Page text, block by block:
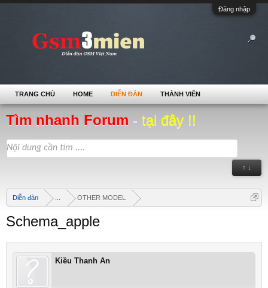
Đăng nhập
Tìm nhanh Forum - tại đây !!
↑ ↓
Diễn đàn OTHER MODEL
Schema_apple
Kiều Thanh An
TRANG CHỦ HOME DIỄN ĐÀN THÀNH VIÊN